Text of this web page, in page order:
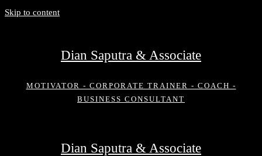
Skip to content
Dian Saputra & Associate
MOTIVATOR - CORPORATE TRAINER - COACH -
BUSINESS CONSULTANT
Dian Saputra & Associate